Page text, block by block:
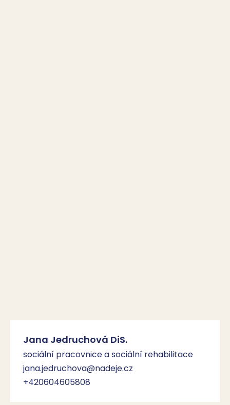
Jana Jedruchová DiS.
sociální pracovnice a sociální rehabilitace
jana.jedruchova@nadeje.cz
+420604605808